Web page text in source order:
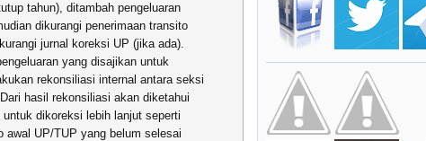
tahun), ditambah pengeluaran
dikurangi penerimaan transito
jurnal koreksi UP (jika ada).
yang disajikan untuk
rekonsiliasi internal antara seksi
hasil rekonsiliasi akan diketahui
dikoreksi lebih lanjut seperti
awal UP/TUP yang belum selesai